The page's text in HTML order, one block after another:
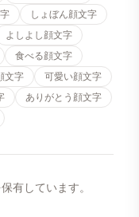
しょぼん顔文字
よしよし顔文字
食べる顔文字
文字
可愛い顔文字
ありがとう顔文字
有しています。